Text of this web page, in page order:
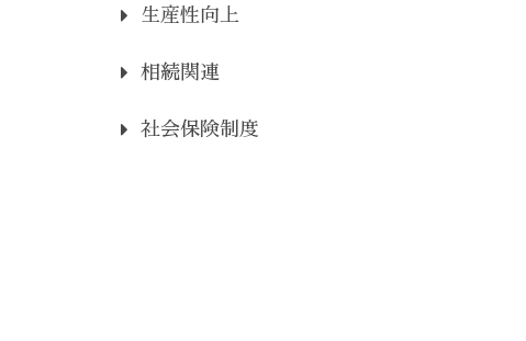
生産性向上
相続関連
社会保険制度